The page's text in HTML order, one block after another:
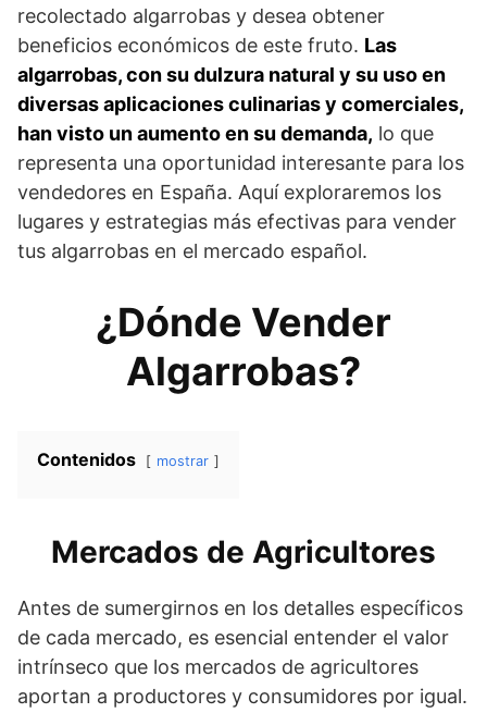
recolectado algarrobas y desea obtener
beneficios económicos de este fruto. Las
algarrobas, con su dulzura natural y su uso en
diversas aplicaciones culinarias y comerciales,
han visto un aumento en su demanda, lo que
representa una oportunidad interesante para los
vendedores en España. Aquí exploraremos los
lugares y estrategias más efectivas para vender
tus algarrobas en el mercado español.
¿Dónde Vender
Algarrobas?
Contenidos mostrar
Mercados de Agricultores
Antes de sumergirnos en los detalles específicos
de cada mercado, es esencial entender el valor
intrínseco que los mercados de agricultores
aportan a productores y consumidores por igual.